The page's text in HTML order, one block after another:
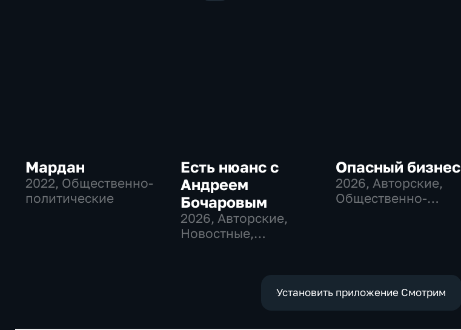
Мардан
2022, Общественно-
политические
Есть нюанс с
Андреем
Бочаровым
2026, Авторские,
Новостные,
Опасный бизнес
2026, Авторские,
Общественно-
Установить приложение Смотрим